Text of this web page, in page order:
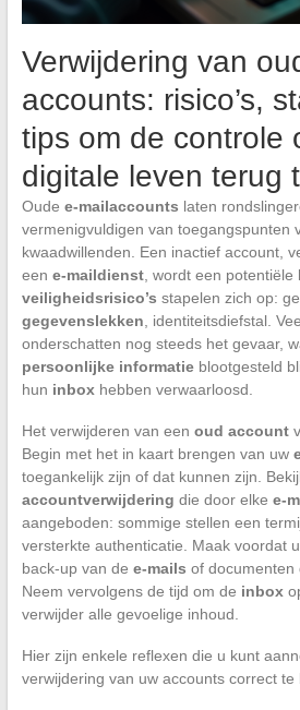
Verwijdering van
accounts: risico’s,
tips om de controle
digitale leven terug
Oude e-mailaccounts laten
vermenigvuldigen van toegangspunten
kwaadwillenden. Een inactief account,
een e-maildienst, wordt een potentiële
veiligheidsrisico’s stapelen zich op:
gegevenslekken , identiteitsdiefstal.
onderschatten nog steeds het gevaar,
persoonlijke informatieblootgesteld
hun inboxhebben verwaarloosd.
Het verwijderen van een oud account
Begin met het in kaart brengen van uw
toegankelijk zijn of dat kunnen zijn.
accountverwijdering die door elke e-
aangeboden: sommige stellen een
versterkte authenticatie. Maak voordat
back-up van de e-mails of documenten
Neem vervolgens de tijd om de inbox
verwijder alle gevoelige inhoud.
Hier zijn enkele reflexen die u kunt
verwijdering van uw accounts correct te